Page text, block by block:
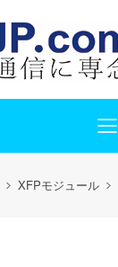
XFPモジュール